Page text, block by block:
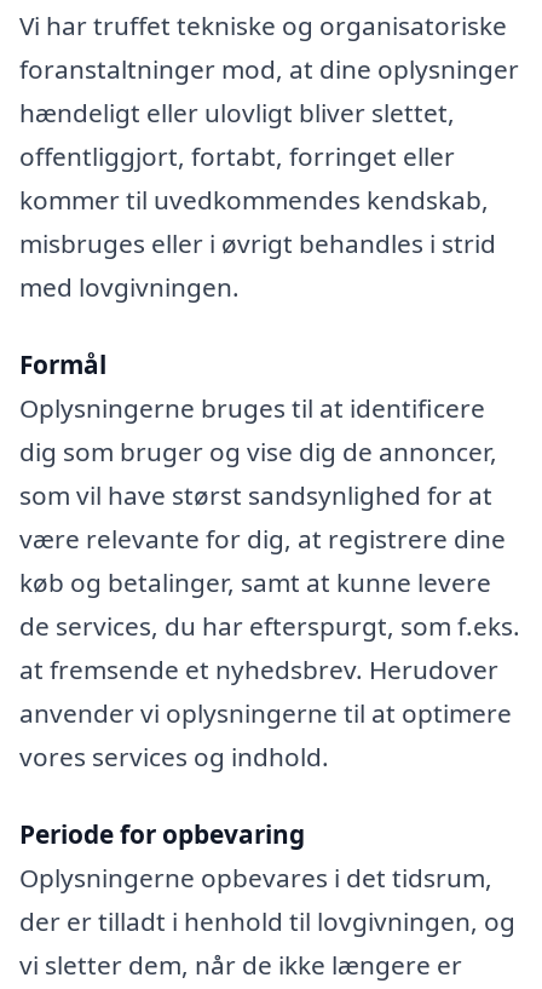
Vi har truffet tekniske og organisatoriske
foranstaltninger mod, at dine oplysninger
hændeligt eller ulovligt bliver slettet,
offentliggjort, fortabt, forringet eller
kommer til uvedkommendes kendskab,
misbruges eller i øvrigt behandles i strid
med lovgivningen.
Formål
Oplysningerne bruges til at identificere
dig som bruger og vise dig de annoncer,
som vil have størst sandsynlighed for at
være relevante for dig, at registrere dine
køb og betalinger, samt at kunne levere
de services, du har efterspurgt, som f.eks.
at fremsende et nyhedsbrev. Herudover
anvender vi oplysningerne til at optimere
vores services og indhold.
Periode for opbevaring
Oplysningerne opbevares i det tidsrum,
der er tilladt i henhold til lovgivningen, og
vi sletter dem, når de ikke længere er